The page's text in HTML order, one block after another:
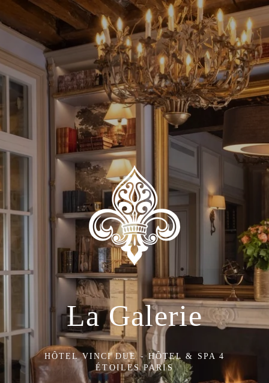
La Galerie
HÔTEL VINCI DUE - HÔTEL & SPA 4
ÉTOILES PARIS